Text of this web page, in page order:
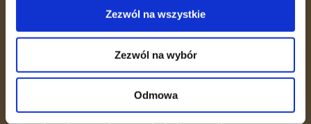
Zezwól na wszystkie
Zezwól na wybór
Odmowa
ludzi, którzy motywują do działania.
Aktualności
Sukcesy klubowiczek!